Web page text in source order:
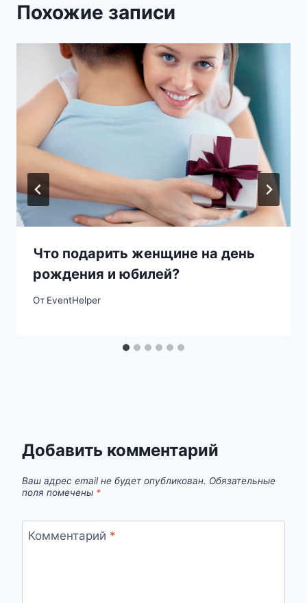
Похожие записи
Что подарить женщине на день
рождения и юбилей?
От EventHelper
Добавить комментарий
Ваш адрес email не будет опубликован. Обязательные
поля помечены *
Комментарий *